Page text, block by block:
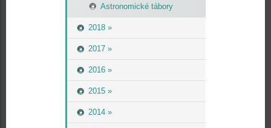
Astronomické tábory
2018 »
2017 »
2016 »
2015 »
2014 »